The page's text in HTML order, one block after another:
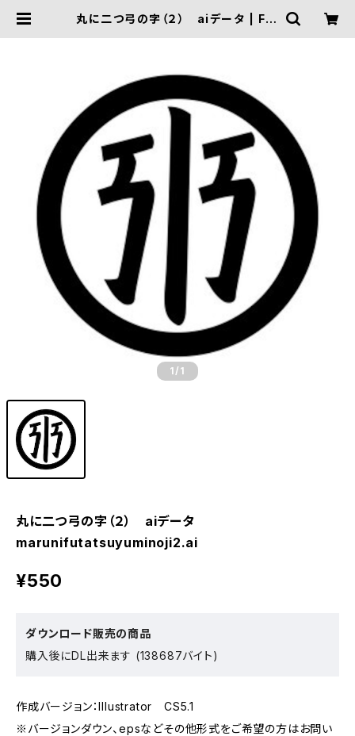
丸に二つ弓の字（２） aiデータ | FIV
1 /1
丸に二つ弓の字（２） aiデータ
marunifutatsuyuminoji2.ai
¥550
ダウンロード販売の商品
購入後にDL出来ます (138687バイト)
作成バージョン：Illustrator CS5.1
※バージョンダウン、epsなどその他形式をご希望の方はお問い